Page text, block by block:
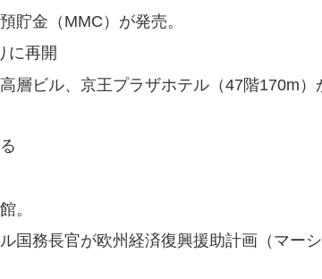
貯金（MMC）が発売。
に再開
層ビル、京王プラザホテル（47階170m）
。
国務長官が欧州経済復興援助計画（マー